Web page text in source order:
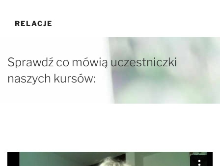
treści
RELACJE
Sprawdź co mówią uczestniczki
naszych kursów: